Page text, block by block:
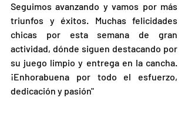
Seguimos avanzando y vamos por más
triunfos y éxitos. Muchas felicidades
chicas por esta semana de gran
actividad, dónde siguen destacando por
su juego limpio y entrega en la cancha.
¡Enhorabuena por todo el esfuerzo,
dedicación y pasión"